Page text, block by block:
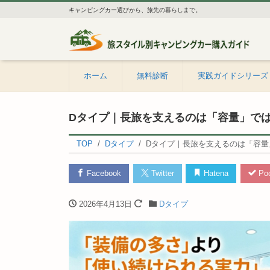
キャンピングカー選びから、旅先の暮らしまで。
ホーム 無料診断 実践ガイドシリーズ
Dタイプ｜長旅を支えるのは「容量」で
TOP Dタイプ Dタイプ｜長旅を支えるのは「容
Facebook Twitter Hatena
2026年4月13日 Dタイプ